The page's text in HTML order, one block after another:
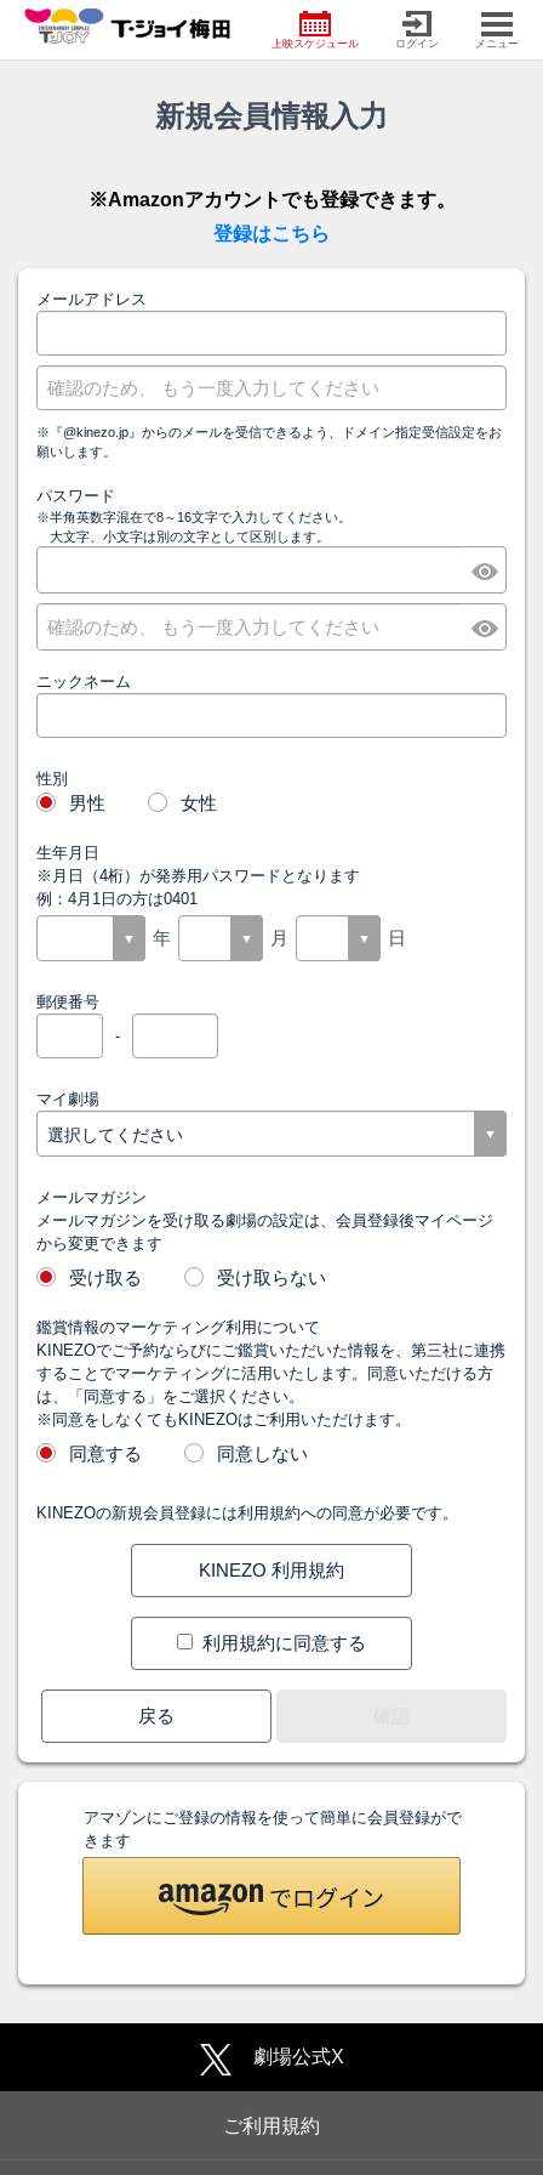
上映スケジュール ログイン メニュー
新規会員情報⼊⼒
※Amazonアカウントでも登録できます。
登録はこちら
メールアドレス
※『@kinezo.jp』からのメールを受信できるよう、ドメイン指定受信設定をお
願いします。
パスワード
※半角英数字混在で8～16文字で入力してください。
大文字、小文字は別の文字として区別します。
ニックネーム
性別
男性 女性
生年月日
※月日（4桁）が発券用パスワードとなります
例：4月1日の方は0401
年 月 日
郵便番号
-
マイ劇場
メールマガジン
メールマガジンを受け取る劇場の設定は、会員登録後マイページ
から変更できます
受け取る 受け取らない
鑑賞情報のマーケティング利用について
KINEZOでご予約ならびにご鑑賞いただいた情報を、第三社に連携
することでマーケティングに活用いたします。同意いただける方
は、「同意する」をご選択ください。
※同意をしなくてもKINEZOはご利用いただけます。
同意する 同意しない
KINEZOの新規会員登録には利用規約への同意が必要です。
KINEZO 利用規約
利用規約に同意する
戻る
アマゾンにご登録の情報を使って簡単に会員登録がで
きます
劇場公式X
ご利用規約